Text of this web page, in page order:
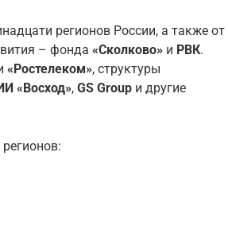
регионов России, а также от
– фонда «Сколково» и РВК.
«Ростелеком», структуры
«Восход», GS Group и другие